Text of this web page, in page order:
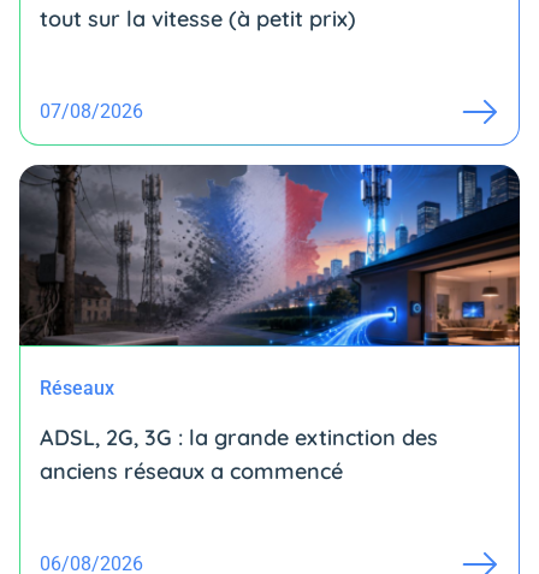
tout sur la vitesse (à petit prix)
07/08/2026
Réseaux
ADSL, 2G, 3G : la grande extinction des
anciens réseaux a commencé
06/08/2026